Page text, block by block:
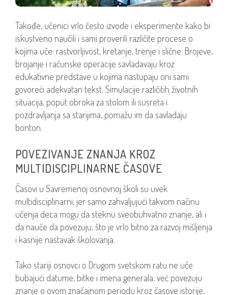
Takođe, učenici vrlo često izvode i eksperimente kako bi
iskustveno naučili i sami proverili različite procese o
kojima uče: rastvorljivost, kretanje, trenje i slične. Brojeve,
brojanje i računske operacije savladavaju kroz
edukativne predstave u kojima nastupaju oni sami
govoreći adekvatan tekst. Simulacije različitih životnih
situacija, poput obroka za stolom ili susreta i
pozdravljanja sa starijima, pomažu im da savladaju
bonton.
POVEZIVANJE ZNANJA KROZ
MULTIDISCIPLINARNE ČASOVE
Časovi u Savremenoj osnovnoj školi su uvek
multidisciplinarni, jer samo zahvaljujući takvom načinu
učenja deca mogu da steknu sveobuhvatno znanje, ali i
da nauče da povezuju, što je vrlo bitno za razvoj mišljenja
i kasnije nastavak školovanja.
Tako stariji osnovci o Drugom svetskom ratu ne uče
bubajući datume, bitke i imena generala, već povezuju
znanje o ovom značajnom periodu kroz časove istorije,